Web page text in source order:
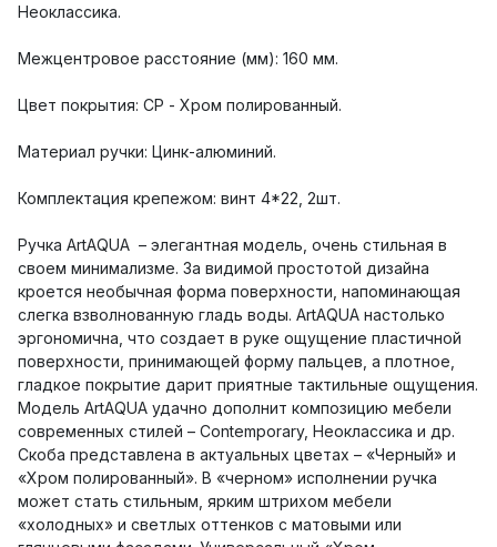
Неоклассика.
Межцентровое расстояние (мм): 160 мм.
Цвет покрытия: CP - Хром полированный.
Материал ручки: Цинк-алюминий.
Комплектация крепежом: винт 4*22, 2шт.
Ручка ArtAQUA – элегантная модель, очень стильная в
своем минимализме. За видимой простотой дизайна
кроется необычная форма поверхности, напоминающая
слегка взволнованную гладь воды. ArtAQUA настолько
эргономична, что создает в руке ощущение пластичной
поверхности, принимающей форму пальцев, а плотное,
гладкое покрытие дарит приятные тактильные ощущения.
Модель ArtAQUA удачно дополнит композицию мебели
современных стилей – Сontemporary, Неоклассика и др.
Скоба представлена в актуальных цветах – «Черный» и
«Хром полированный». В «черном» исполнении ручка
может стать стильным, ярким штрихом мебели
«холодных» и светлых оттенков с матовыми или